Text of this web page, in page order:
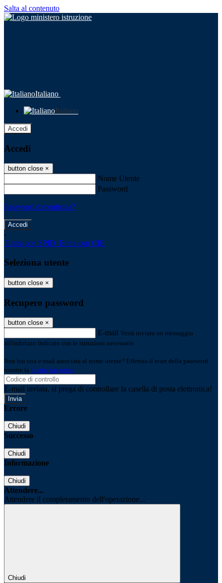
Salta al contenuto
Italiano
Italiano
Accedi
Accedi
button close ×
Nome Utente
Password
Password dimenticata?
-
Entra con SPID Entra con CIE
Seleziona utente
button close ×
Recupero password
button close ×
E-mail Verrà inviato un messaggio
all'indirizzo indicato con le istruzioni necessarie.
Non hai una e-mail associata al nome utente? Effettua il reset della password
tramite la Login Spaggiari
E-mail inviata, si prega di controllare la casella di posta elettronica!
Errore
Chiudi
Successo
Chiudi
Informazione
Chiudi
Attendere...
Attendere il completamento dell'operazione...
Chiudi